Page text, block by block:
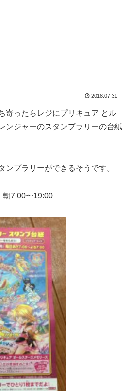
2018.07.31
寄ったらレジにプリキュア とル
ンジャーのスタンプラリーの台紙
ンプラリーができるそうです。
7:00〜19:00